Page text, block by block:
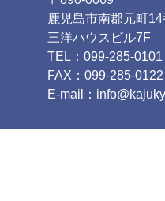
鹿児島市南郡元町
三洋ハウスビル7F
TEL：099-285-0101
FAX：099-285-0122
E-mail：